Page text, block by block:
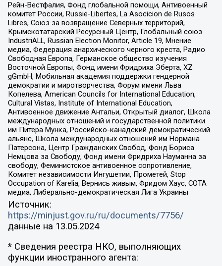
Рейн-Вестфалия, Фонд глобальной помощи, Антивоенный
комитет России, Russie-Libertes, La Asocicion de Rusos
Libres, Союз за возвращение Северных территорий,
Крымскотатарский Ресурсный Центр, Глобальный союз
IndustriALL, Russian Election Monitor, Article 19, Мнение
медиа, Федерация анархического черного креста, Радио
Свободная Европа, Германское общество изучения
Восточной Европы, Фонд имени Фридриха Эберта, XZ
gGmbH, Мобильная академия поддержки гендерной
демократии и миротворчества, Форум имени Льва
Копелева, American Councils for International Education,
Cultural Vistas, Institute of International Education,
Антивоенное движение Антальи, Открытый диалог, Школа
международных отношений и государственной политики
им Питера Мунка, Российско-канадский демократический
альянс, Школа международных отношений им Нормана
Патерсона, Центр Гражданских Свобод, Фонд Бориса
Немцова за Свободу, Фонд имени Фридриха Науманна за
свободу, Феминистское антивоенное сопротивление,
Комитет независимости Ингушетии, Прометей, Stop
Occupation of Karelia, Вернись живым, Фридом Хаус, СОТА
медиа, Либерально-демократическая Лига Украины
Источник:
https://minjust.gov.ru/ru/documents/7756/
данные на 13.05.2024
* Сведения реестра НКО, выполняющих
функции иностранного агента: